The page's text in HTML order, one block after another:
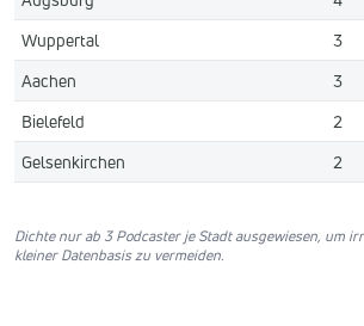
Wuppertal
3
Aachen
3
Bielefeld
2
Gelsenkirchen
2
Dichte nur ab 3 Podcaster je Stadt ausgewiesen, um
kleiner Datenbasis zu vermeiden.